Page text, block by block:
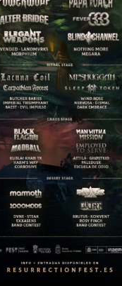
Zebrabidearen
EHZtik
2021/07/01
Arrosaren laburpen
Telebistaren eskutik
2021/06/30